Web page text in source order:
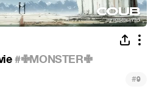
#✙MONSTER✙
#9